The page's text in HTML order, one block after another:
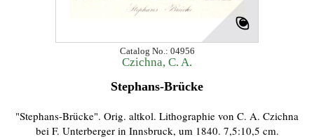
Catalog No.: 04956
Czichna, C. A.
Stephans-Brücke
"Stephans-Brücke". Orig. altkol. Lithographie von C. A. Czichna
bei F. Unterberger in Innsbruck, um 1840. 7,5:10,5 cm.